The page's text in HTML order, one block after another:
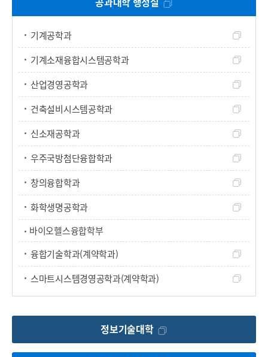
기계공학과
기계소재융합시스템공학과
산업경영공학과
건축설비시스템공학과
신소재공학과
우주국방첨단융합학과
창의융합학과
화학생명공학과
바이오헬스융합학부
융합기술학과(계약학과)
스마트시스템경영공학과(계약학과)
정보기술대학